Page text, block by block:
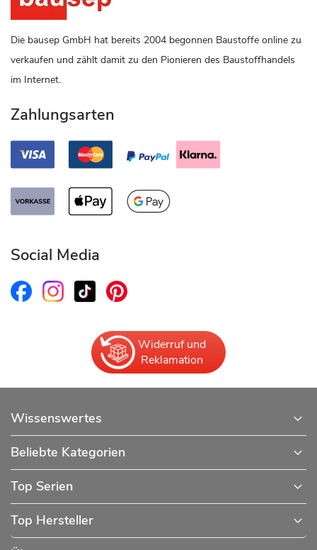
Die bausep GmbH hat bereits 2004 begonnen Baustoffe online zu
verkaufen und zählt damit zu den Pionieren des Baustoffhandels
im Internet.
Zahlungsarten
Social Media
Widerruf und
Reklamation
Wissenswertes
Beliebte Kategorien
Top Serien
Top Hersteller